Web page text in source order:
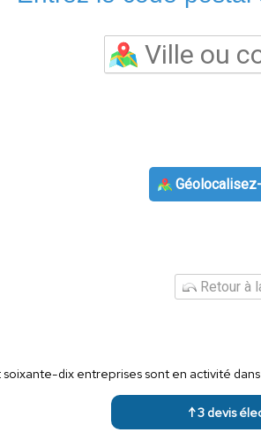
Retour à
dix entreprises sont en activité
↑ 3 devis